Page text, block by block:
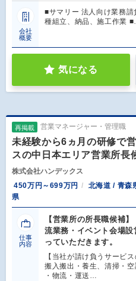
会社
概要
■サマリー 法人向け業務
種組立、納品、施工作業
気になる
再掲載 営業マネージャー・管理職
未経験から6ヵ月の研修で
スの中日本エリア営業所長
株式会社ハンデックス
450万円～699万円
北海道 / 青森
県
仕事
内容
【営業所の所長職候補
流業務・イベント会場
っていただきます。
【当社が請け負うサービ
搬入搬出・養生、清掃・
・物流・運送…